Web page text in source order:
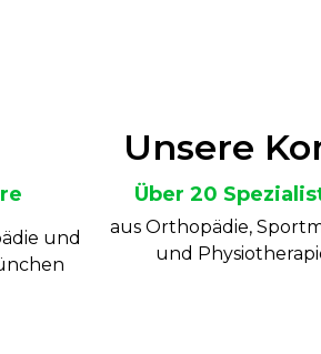
Unsere
und
Über 20
aus Orthopädie,
und